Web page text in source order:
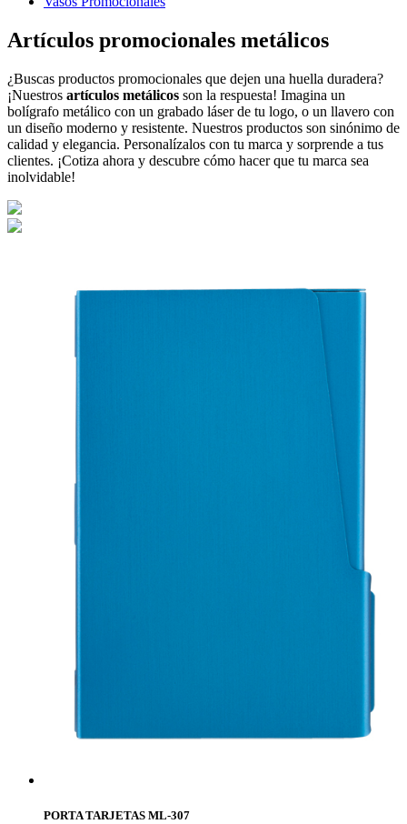
Artículos promocionales metálicos
¿Buscas productos promocionales que dejen una huella duradera?
¡Nuestros artículos metálicos son la respuesta! Imagina un
bolígrafo metálico con un grabado láser de tu logo, o un llavero con
un diseño moderno y resistente. Nuestros productos son sinónimo de
calidad y elegancia. Personalízalos con tu marca y sorprende a tus
clientes. ¡Cotiza ahora y descubre cómo hacer que tu marca sea
inolvidable!
PORTA TARJETAS ML-307